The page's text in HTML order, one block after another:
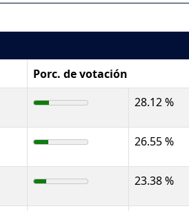
Porc. de votación
28.12 %
26.55 %
23.38 %